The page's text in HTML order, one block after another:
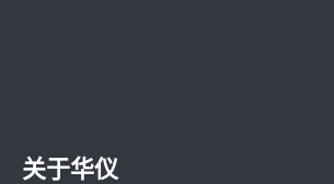
关于华仪